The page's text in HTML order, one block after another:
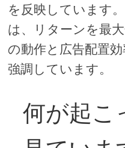
を反映しています
は、リターンを最
の動作と広告配置
強調しています。
何が起こ